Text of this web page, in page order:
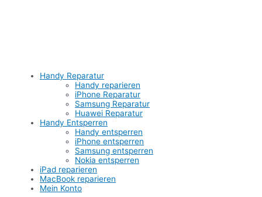
Handy Reparatur
Handy reparieren
iPhone Reparatur
Samsung Reparatur
Huawei Reparatur
Handy Entsperren
Handy entsperren
iPhone entsperren
Samsung entsperren
Nokia entsperren
iPad reparieren
MacBook reparieren
Mein Konto